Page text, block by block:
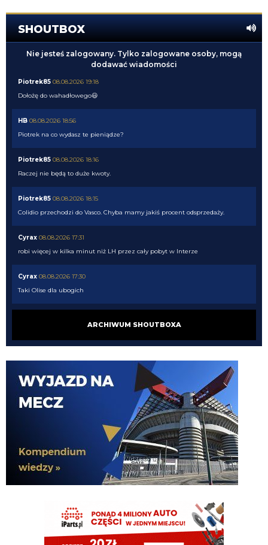
SHOUTBOX
Nie jesteś zalogowany. Tylko zalogowane osoby, mogą
dodawać wiadomości
Piotrek85 08.08.2026 19:18
Dołożę do wahadłowego😃
HB 08.08.2026 18:56
Piotrek na co wydasz te pieniądze?
Piotrek85 08.08.2026 18:16
Raczej nie będą to duże kwoty.
Piotrek85 08.08.2026 18:15
Colidio przechodzi do Vasco. Chyba mamy jakiś procent odsprzedaży.
Cyrax 08.08.2026 17:31
robi więcej w kilka minut niż LH przez cały pobyt w Interze
Cyrax 08.08.2026 17:30
Taki Olise dla ubogich
Diouf naprawdę tak dobrze wygląda na wahadle?
Cyrax
Zmienili taktykę. Już nawet się nie dogadują
Z kim się Inter dziś dogadał?
Tifosinho 08.08.2026 16:02
0 celnych strzałów robi wrażenie
08.08.2026 15:48
Mnie bardziej cieszy ich gra, słabo ten Milan wygląda
ARCHIWUM SHOUTBOXA